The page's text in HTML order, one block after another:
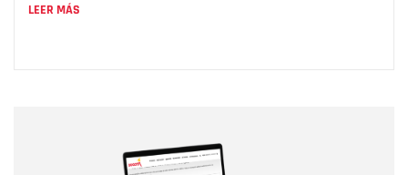
LEER MÁS